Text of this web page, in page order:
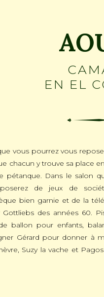
EN EL
vous pourrez vous
chacun y trouve sa place
pétanque. Dans le salon
de jeux de
bien garnie et de la
des années 60.
ballon pour enfants,
Gérard pour donner à
Suzy la vache et